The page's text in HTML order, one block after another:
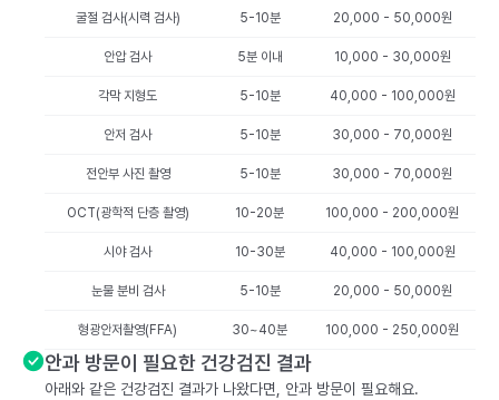
굴절 검사(시력 검사) 5-10분 20,000 - 50,000원
안압 검사 5분 이내 10,000 - 30,000원
각막 지형도 5-10분 40,000 - 100,000원
안저 검사 5-10분 30,000 - 70,000원
전안부 사진 촬영 5-10분 30,000 - 70,000원
OCT(광학적 단층 촬영) 10-20분 100,000 - 200,000원
시야 검사 10-30분 40,000 - 100,000원
눈물 분비 검사 5-10분 20,000 - 50,000원
형광안저촬영(FFA) 30~40분 100,000 - 250,000원
안과 방문이 필요한 건강검진 결과
아래와 같은 건강검진 결과가 나왔다면, 안과 방문이 필요해요.